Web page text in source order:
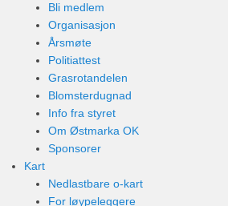
Bli medlem
Organisasjon
Årsmøte
Politiattest
Grasrotandelen
Blomsterdugnad
Info fra styret
Om Østmarka OK
Sponsorer
Kart
Nedlastbare o-kart
For løypeleggere